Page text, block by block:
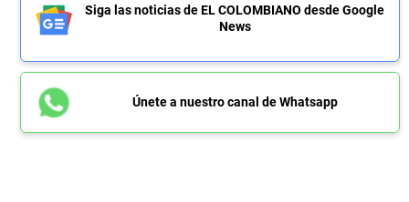
Siga las noticias de EL COLOMBIANO desde Google
News
Únete a nuestro canal de Whatsapp